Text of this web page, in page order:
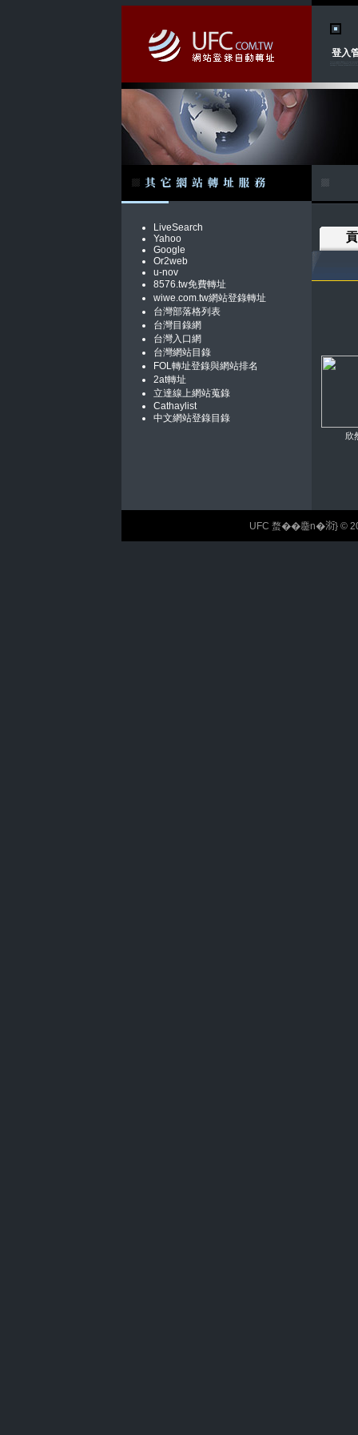
登入
LiveSearch
Yahoo
Google
Or2web
u-nov
8576.tw免費轉址
wiwe.com.tw網站登錄轉址
台灣部落格列表
台灣目錄網
台灣入口網
台灣網站目錄
FOL轉址登錄與網站排名
2at轉址
立達線上網站蒐錄
Cathaylist
中文網站登錄目錄
欣
UFC 蝥��麢n�𣶹} ©